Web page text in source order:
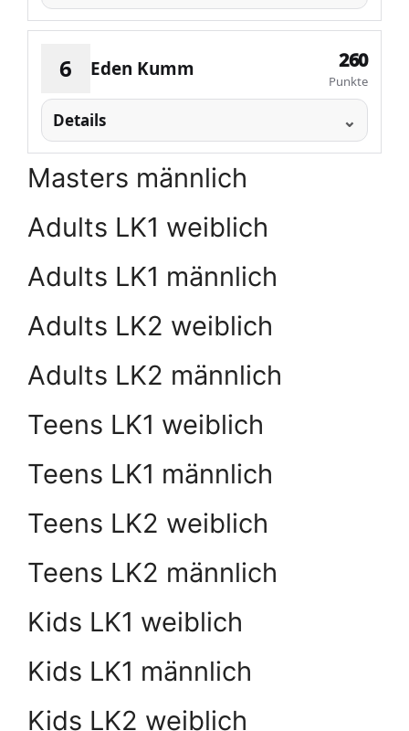
6 Eden Kumm 260
Punkte
Details
Masters männlich
Adults LK1 weiblich
Adults LK1 männlich
Adults LK2 weiblich
Adults LK2 männlich
Teens LK1 weiblich
Teens LK1 männlich
Teens LK2 weiblich
Teens LK2 männlich
Kids LK1 weiblich
Kids LK1 männlich
Kids LK2 weiblich